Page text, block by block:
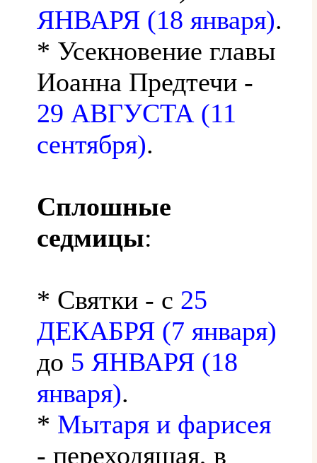
ЯНВАРЯ (18 января).
* Усекновение главы
Иоанна Предтечи -
29 АВГУСТА (11
сентября).
Сплошные
седмицы:
* Святки - с 25
ДЕКАБРЯ (7 января)
до 5 ЯНВАРЯ (18
января).
* Мытаря и фарисея
- переходящая, в